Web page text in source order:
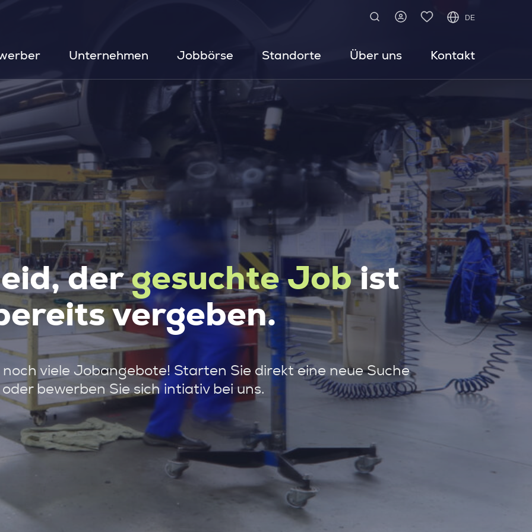
DE
Unternehmen Jobbörse Standorte Über uns Kontakt
dergesuchte Jobist
vergeben.
viele Jobangebote! Starten Sie direkt eine neue Suche
oder bewerben Sie sich intiativ bei uns.